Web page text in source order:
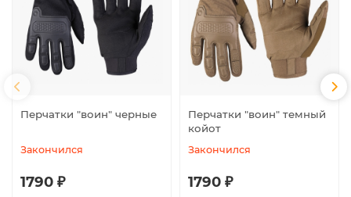
Перчатки "воин" черные
Закончился
1790 ₽
Перчатки "воин" темный
койот
Закончился
1790 ₽